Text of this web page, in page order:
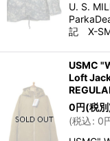
U. S.
記 X-
USMC
Loft
0円(税
(税込: 0